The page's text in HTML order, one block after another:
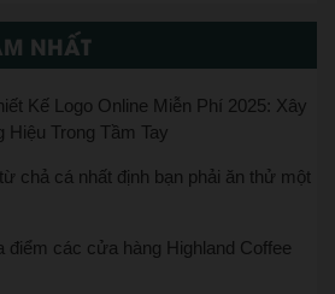
NHẤT
Kế Logo Online Miễn Phí 2025: Xây
Hiệu Trong Tầm Tay
chả cá nhất định bạn phải ăn thử một
điểm các cửa hàng Highland Coffee